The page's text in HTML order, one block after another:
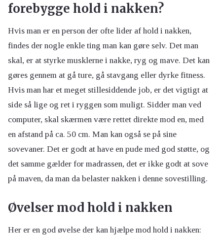
forebygge hold i nakken?
Hvis man er en person der ofte lider af hold i nakken,
findes der nogle enkle ting man kan gøre selv. Det man
skal, er at styrke musklerne i nakke, ryg og mave. Det kan
gøres gennem at gå ture, gå stavgang eller dyrke fitness.
Hvis man har et meget stillesiddende job, er det vigtigt at
side så lige og ret i ryggen som muligt. Sidder man ved
computer, skal skærmen være rettet direkte mod en, med
en afstand på ca. 50 cm. Man kan også se på sine
sovevaner. Det er godt at have en pude med god støtte, og
det samme gælder for madrassen, det er ikke godt at sove
på maven, da man da belaster nakken i denne sovestilling.
Øvelser mod hold i nakken
Her er en god øvelse der kan hjælpe mod hold i nakken: